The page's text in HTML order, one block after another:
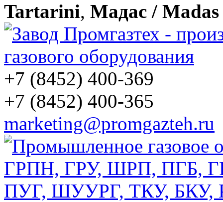
Tartarini, Мадас / Madas
+7 (8452) 400-369
+7 (8452) 400-365
marketing@promgazteh.ru